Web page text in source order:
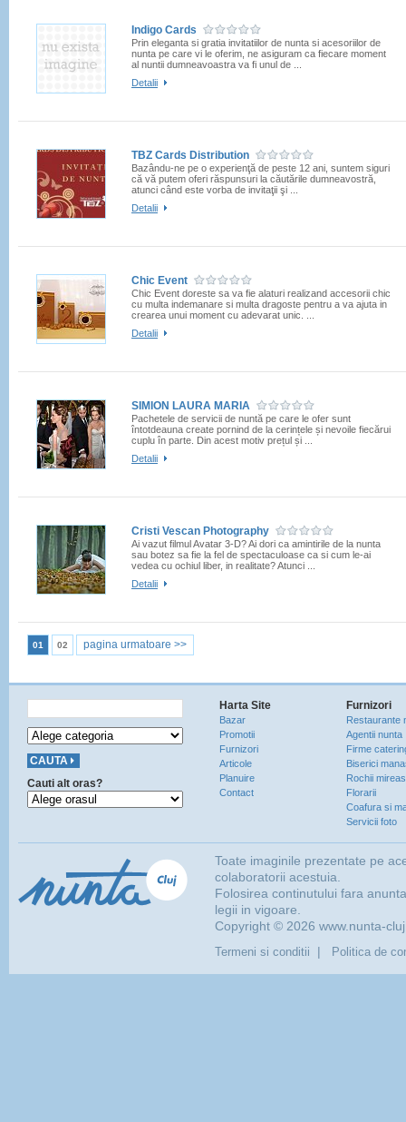
Indigo Cards
Prin eleganta si gratia invitatiilor de nunta si acesoriilor de
nunta pe care vi le oferim, ne asiguram ca fiecare moment
al nuntii dumneavoastra va fi unul de ...
Detalii
TBZ Cards Distribution
Bazându-ne pe o experienţă de peste 12 ani, suntem siguri
că vă putem oferi răspunsuri la căutările dumneavostră,
atunci când este vorba de invitaţii şi ...
Detalii
Chic Event
Chic Event doreste sa va fie alaturi realizand accesorii chic
cu multa indemanare si multa dragoste pentru a va ajuta in
crearea unui moment cu adevarat unic. ...
Detalii
SIMION LAURA MARIA
Pachetele de servicii de nuntă pe care le ofer sunt
întotdeauna create pornind de la cerințele și nevoile fiecărui
cuplu în parte. Din acest motiv prețul și ...
Detalii
Cristi Vescan Photography
Ai vazut filmul Avatar 3-D? Ai dori ca amintirile de la nunta
sau botez sa fie la fel de spectaculoase ca si cum le-ai
vedea cu ochiul liber, in realitate? Atunci ...
Detalii
01 02 pagina urmatoare >>
Cauti alt oras?
Harta Site
Bazar
Promotii
Furnizori
Articole
Planuire
Contact
Furnizori
Restaurante
Agentii nunta
Firme
Biserici
Rochii
Florarii
Coafura si
Servicii foto
Toate imaginile prezentate pe
colaboratorii acestuia.
Folosirea continutului fara
legii in vigoare.
Copyright © 2026 www.nunta-
Termeni si conditii | Politica de